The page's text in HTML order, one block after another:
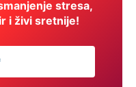
stresa,
i živi sretnije!